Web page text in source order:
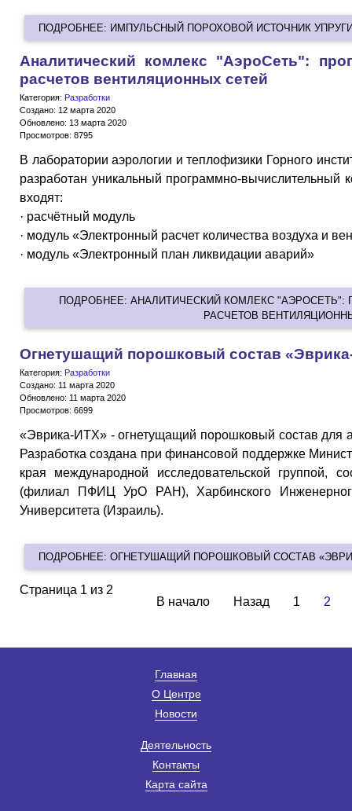
ПОДРОБНЕЕ: ИМПУЛЬСНЫЙ ПОРОХОВОЙ ИСТОЧНИК
Аналитический комлекс "АэроСеть":
расчетов вентиляционных сетей
Категория: Разработки
Создано: 12 марта 2020
Обновлено: 13 марта 2020
Просмотров: 8795
В лаборатории аэрологии и теплофизики Горного
разработан уникальный программно-вычислительный
входят:
· расчётный модуль
· модуль «Электронный расчет количества воздуха и
· модуль «Электронный план ликвидации аварий»
ПОДРОБНЕЕ: АНАЛИТИЧЕСКИЙ КОМЛЕКС
РАСЧЕТОВ
Огнетушащий порошковый состав
Категория: Разработки
Создано: 11 марта 2020
Обновлено: 11 марта 2020
Просмотров: 6699
«Эврика-ИТХ» - огнетущащий порошковый состав для
Разработка создана при финансовой поддержке
края международной исследовательской
(филиал ПФИЦ УрО РАН), Харбинского
Университета (Израиль).
ПОДРОБНЕЕ: ОГНЕТУШАЩИЙ ПОРОШКОВЫЙ СОСТАВ
Страница 1 из 2
В начало
Назад 1 2
Главная
О Центре
Новости
Деятельность
Контакты
Карта сайта